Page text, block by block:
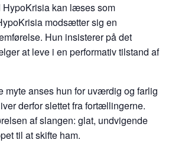
HypoKrisia kan læses som
modsætter sig en
Hun insisterer på det
at leve i en performativ tilstand af
myte anses hun for uværdig og farlig
derfor slettet fra fortællingerne.
af slangen: glat, undvigende
til at skifte ham.